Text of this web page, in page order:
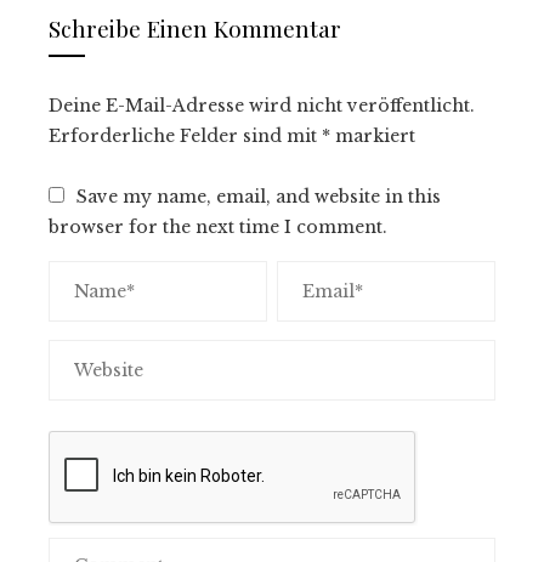
Schreibe Einen Kommentar
Deine E-Mail-Adresse wird nicht veröffentlicht.
Erforderliche Felder sind mit * markiert
Save my name, email, and website in this
browser for the next time I comment.